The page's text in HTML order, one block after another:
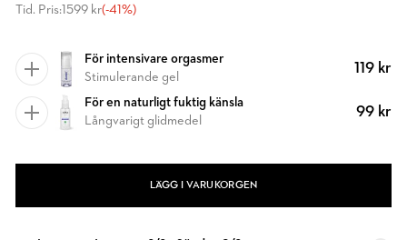
Tid. Pris:1599 kr(-41%)
För intensivare orgasmer
Stimulerande gel
119 kr
För en naturligt fuktig känsla
Långvarigt glidmedel
99 kr
LÄGG I VARUKORGEN